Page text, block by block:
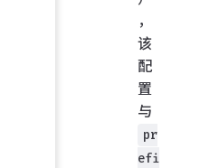
，
该
配
置
与
pr
efi